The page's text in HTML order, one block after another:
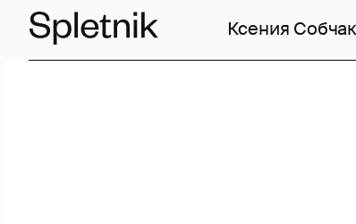
Ксения Собчак